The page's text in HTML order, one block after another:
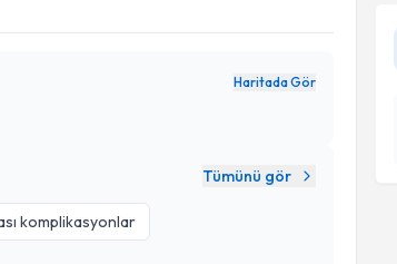
Haritada Gör
Tümünü gör
komplikasyonlar